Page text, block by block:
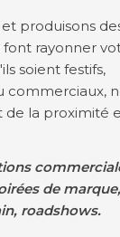
produisons
rayonner
soient festifs,
commerciaux,
de la proximité
de marque,
roadshows.